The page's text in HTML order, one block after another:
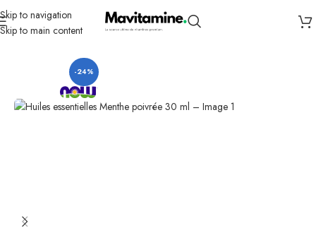
Skip to navigation
Skip to main content
Accueil Bains et soins personnels
-24%